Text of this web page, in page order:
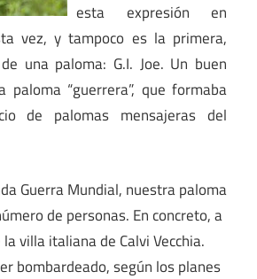
esta expresión en
vez, y tampoco es la primera,
una paloma: G.I. Joe. Un buen
paloma “guerrera”, que formaba
de palomas mensajeras del
Guerra Mundial, nuestra paloma
de personas. En concreto, a
villa italiana de Calvi Vecchia.
bombardeado, según los planes